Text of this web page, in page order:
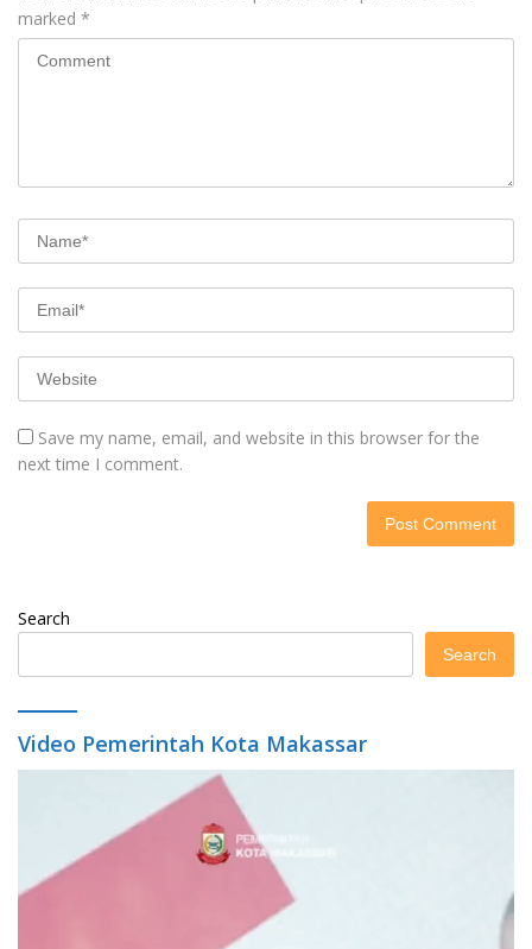
marked *
Save my name, email, and website in this browser for the
next time I comment.
Search
Search
Video Pemerintah Kota Makassar